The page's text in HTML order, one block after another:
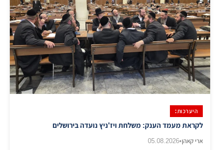
היערכות:
לקראת מעמד הענק: משלחת ויז'ניץ נועדה בירושלים
ארי קאהן•
05.08.2026